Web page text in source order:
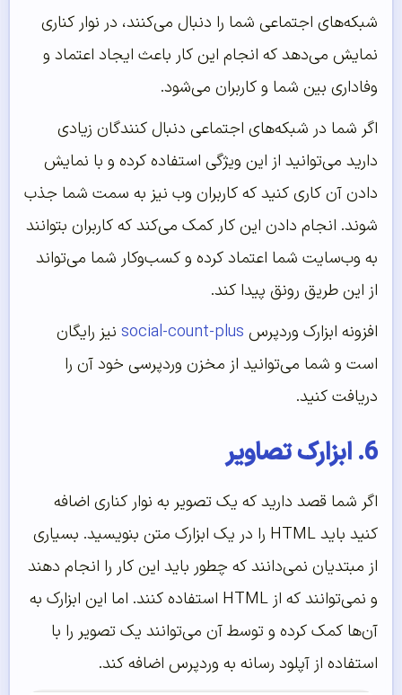
شبکه‌های اجتماعی شما را دنبال می‌کنند، در نوار کناری
نمایش می‌دهد که انجام این کار باعث ایجاد اعتماد و
وفاداری بین شما و کاربران می‌شود.
اگر شما در شبکه‌های اجتماعی دنبال کنندگان زیادی
دارید می‌توانید از این ویژگی استفاده کرده و با نمایش
دادن آن کاری کنید که کاربران وب نیز به سمت شما جذب
شوند. انجام دادن این کار کمک می‌کند که کاربران بتوانند
به وب‌سایت شما اعتماد کرده و کسب‌وکار شما می‌تواند
از این طریق رونق پیدا کند.
افزونه ابزارک وردپرس social-count-plus نیز رایگان
است و شما می‌توانید از مخزن وردپرسی خود آن را
دریافت کنید.
6. ابزارک تصاویر
اگر شما قصد دارید که یک تصویر به نوار کناری اضافه
کنید باید HTML را در یک ابزارک متن بنویسید. بسیاری
از مبتدیان نمی‌دانند که چطور باید این کار را انجام دهند
و نمی‌توانند که از HTML استفاده کنند. اما این ابزارک به
آن‌ها کمک کرده و توسط آن می‌توانند یک تصویر را با
استفاده از آپلود رسانه به وردپرس اضافه کند.